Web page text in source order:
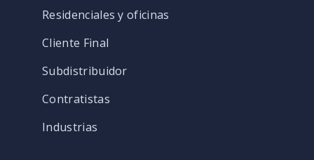
Residenciales y oficinas
Cliente Final
Subdistribuidor
Contratistas
Industrias